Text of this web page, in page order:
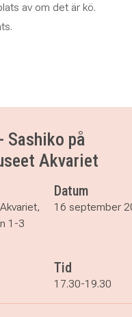
av om det är kö.
Sashiko på
Akvariet
1-3
Datum
16 september
Tid
17.30-19.30